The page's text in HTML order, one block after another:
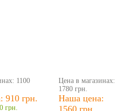
1100
910 грн.
грн.
Цена в магазинах:
1780 грн.
Наша цена:
1560 грн.